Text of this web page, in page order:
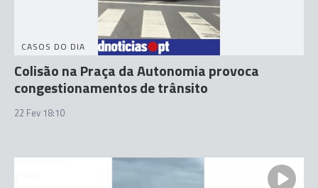
CASOS DO DIA
Colisão na Praça da Autonomia provoca
congestionamentos de trânsito
22 Fev 18:10